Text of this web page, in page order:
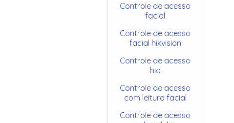
Controle de acesso
facial
Controle de acesso
facial hikvision
Controle de acesso
hid
Controle de acesso
com leitura facial
Controle de acesso